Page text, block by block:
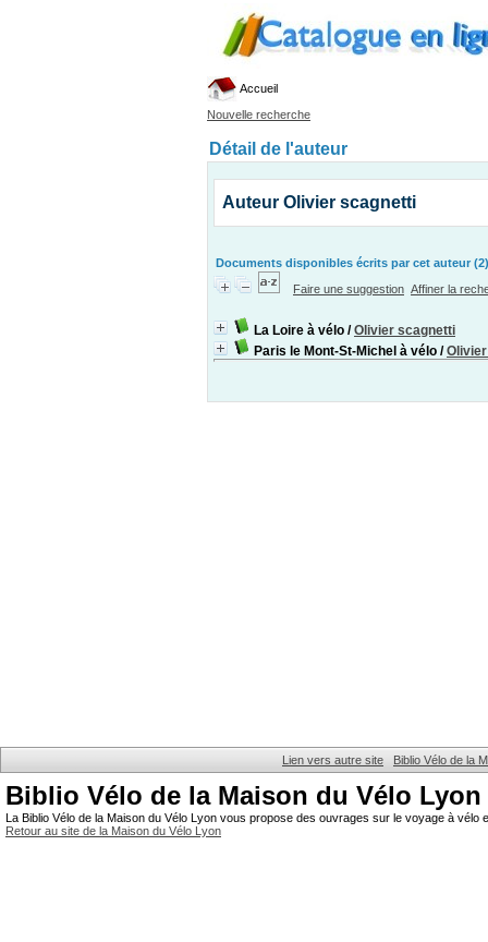
Accueil
Nouvelle recherche
Détail de l'auteur
Auteur Olivier scagnetti
Documents disponibles écrits par cet auteur (2)
Faire une suggestion Affiner la
La Loire à vélo /Olivier scagnetti
Paris le Mont-St-Michel à vélo /
Lien vers autre site Biblio Vélo de la
Biblio Vélo de la Maison du Vélo Lyon
La Biblio Vélo de la Maison du Vélo Lyon vous propose des ouvrages sur le voyage à
Retour au site de la Maison du Vélo Lyon